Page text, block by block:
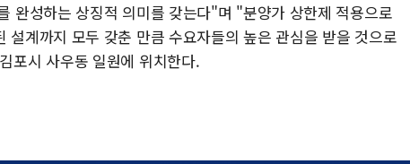
완성하는 상징적 의미를 갖는다"며 "분양가 상한제 적용으로
설계까지 모두 갖춘 만큼 수요자들의 높은 관심을 받을 것으로
포시 사우동 일원에 위치한다.